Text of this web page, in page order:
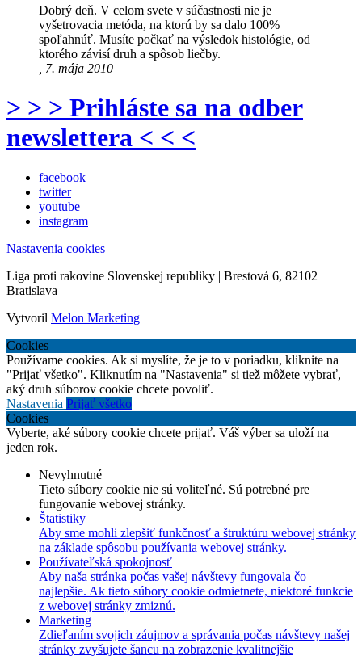
Dobrý deň. V celom svete v súčastnosti nie je
vyšetrovacia metóda, na ktorú by sa dalo 100%
spoľahnúť. Musíte počkať na výsledok histológie, od
ktorého závisí druh a spôsob liečby.
, 7. mája 2010
> > > Prihláste sa na odber
newslettera < < <
facebook
twitter
youtube
instagram
Nastavenia cookies
Liga proti rakovine Slovenskej republiky | Brestová 6, 82102
Bratislava
Vytvoril Melon Marketing
Cookies
Používame cookies. Ak si myslíte, že je to v poriadku, kliknite na
"Prijať všetko". Kliknutím na "Nastavenia" si tiež môžete vybrať,
aký druh súborov cookie chcete povoliť.
Nastavenia Prijať všetko
Cookies
Vyberte, aké súbory cookie chcete prijať. Váš výber sa uloží na
jeden rok.
Nevyhnutné
Tieto súbory cookie nie sú voliteľné. Sú potrebné pre
fungovanie webovej stránky.
Štatistiky
Aby sme mohli zlepšiť funkčnosť a štruktúru webovej stránky
na základe spôsobu používania webovej stránky.
Používateľská spokojnosť
Aby naša stránka počas vašej návštevy fungovala čo
najlepšie. Ak tieto súbory cookie odmietnete, niektoré funkcie
z webovej stránky zmiznú.
Marketing
Zdieľaním svojich záujmov a správania počas návštevy našej
stránky zvyšujete šancu na zobrazenie kvalitnejšie